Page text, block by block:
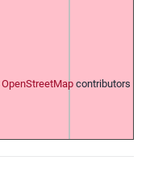
OpenStreetMap contributors